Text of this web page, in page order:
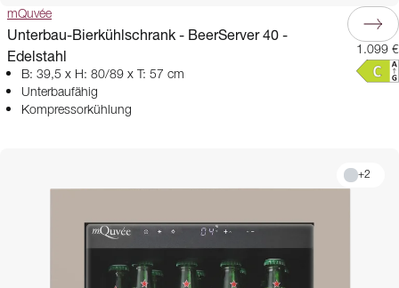
mQuvée
Unterbau-Bierkühlschrank - BeerServer 40 -
Edelstahl
B: 39,5 x H: 80/89 x T: 57 cm
Unterbaufähig
Kompressorkühlung
1.099 €
+2